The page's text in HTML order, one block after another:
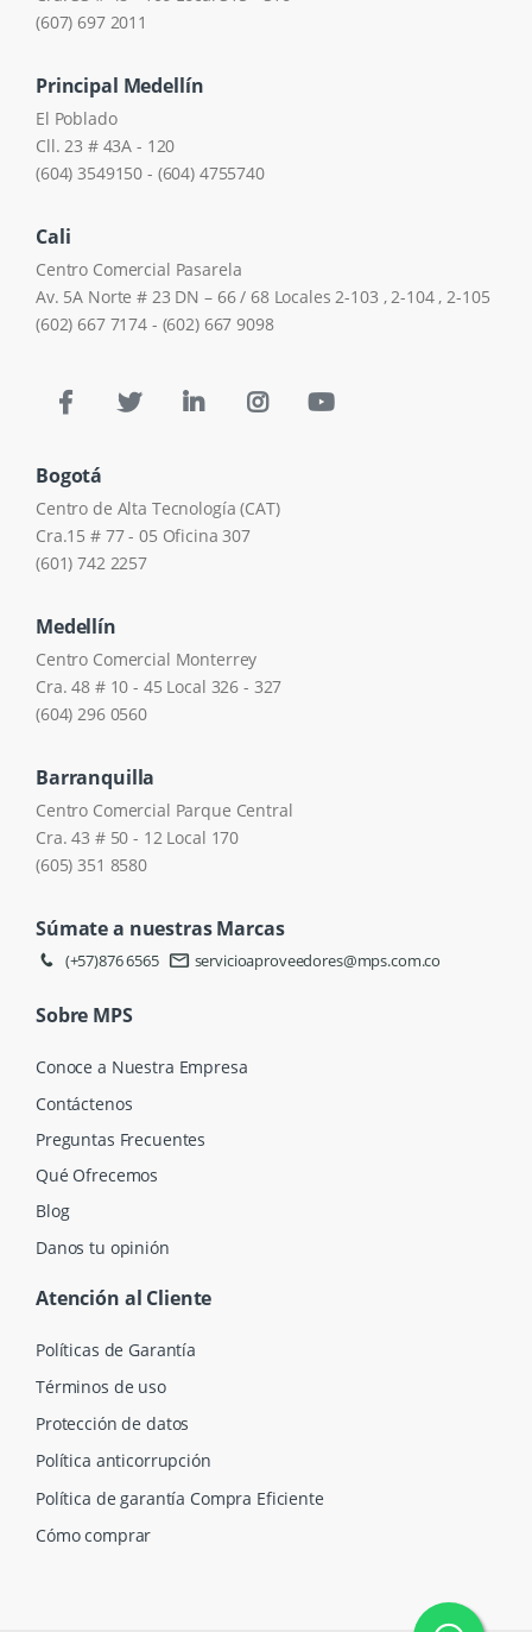
(607) 697 2011
Principal Medellín
El Poblado
Cll. 23 # 43A - 120
(604) 3549150 - (604) 4755740
Cali
Centro Comercial Pasarela
Av. 5A Norte # 23 DN – 66 / 68 Locales 2-103 , 2-104 , 2-105
(602) 667 7174 - (602) 667 9098
Bogotá
Centro de Alta Tecnología (CAT)
Cra.15 # 77 - 05 Oficina 307
(601) 742 2257
Medellín
Centro Comercial Monterrey
Cra. 48 # 10 - 45 Local 326 - 327
(604) 296 0560
Barranquilla
Centro Comercial Parque Central
Cra. 43 # 50 - 12 Local 170
(605) 351 8580
Súmate a nuestras Marcas
(+57)876 6565 servicioaproveedores@mps.com.co
Sobre MPS
Conoce a Nuestra Empresa
Contáctenos
Preguntas Frecuentes
Qué Ofrecemos
Blog
Danos tu opinión
Atención al Cliente
Políticas de Garantía
Términos de uso
Protección de datos
Política anticorrupción
Política de garantía Compra Eficiente
Cómo comprar